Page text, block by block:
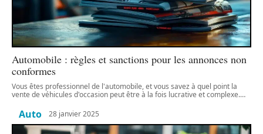
Automobile : règles et sanctions pour les annonces non
conformes
Vous êtes professionnel de l'automobile, et vous savez à quel point la
vente de véhicules d'occasion peut être à la fois lucrative et complexe.…
Auto 28 janvier 2025